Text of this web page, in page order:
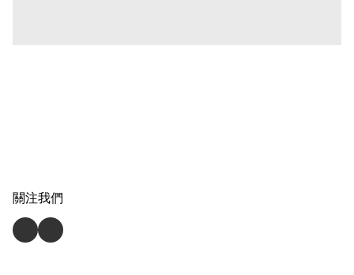
關注我們